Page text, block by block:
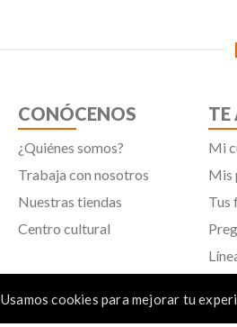
Usamos cookies para mejorar tu
CONÓCENOS
¿Quiénes somos?
Trabaja con nosotros
Nuestras tiendas
Centro cultural
TE
Mi
Mis
Tus